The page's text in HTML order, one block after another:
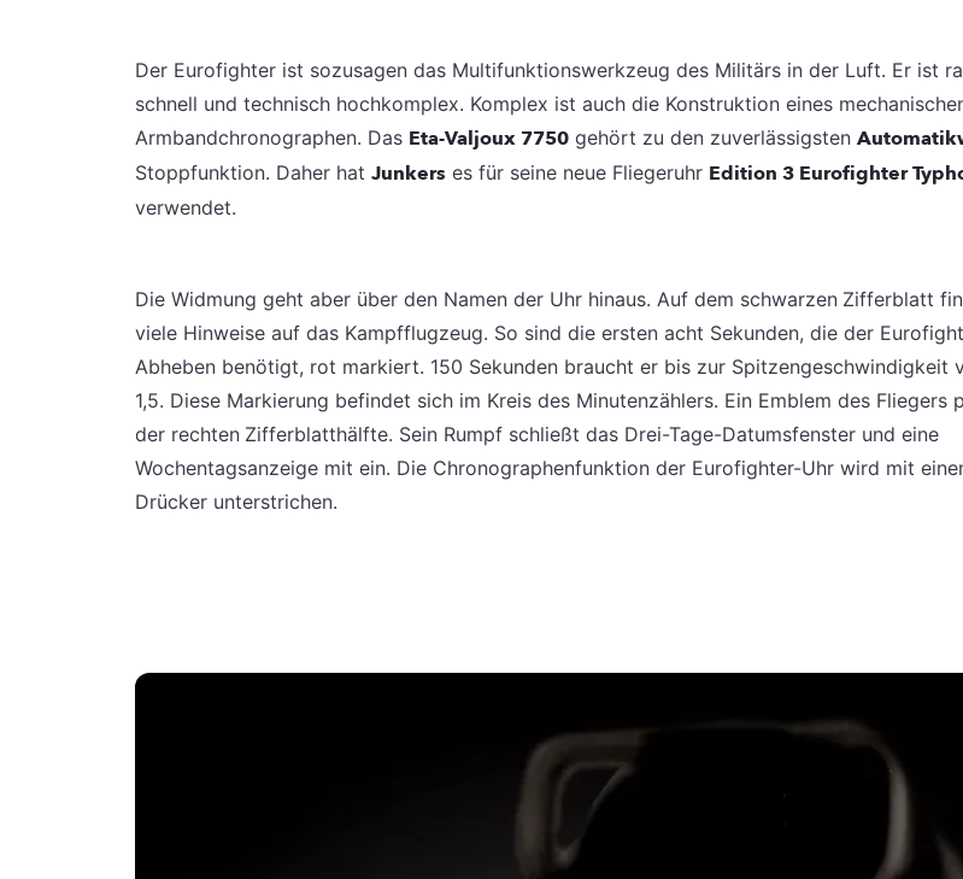
Der Eurofighter ist sozusagen das Multifunktionswerkzeug des Militärs in der Luft. Er ist
schnell und technisch hochkomplex. Komplex ist auch die Konstruktion eines
Armbandchronographen. Das Eta-Valjoux 7750 gehört zu den zuverlässigsten
Stoppfunktion. Daher hat Junkers es für seine neue Fliegeruhr Edition 3 Eurofighter
verwendet.
Die Widmung geht aber über den Namen der Uhr hinaus. Auf dem schwarzen Zifferblatt
viele Hinweise auf das Kampfflugzeug. So sind die ersten acht Sekunden, die der
Abheben benötigt, rot markiert. 150 Sekunden braucht er bis zur Spitzengeschwindigkeit
1,5. Diese Markierung befindet sich im Kreis des Minutenzählers. Ein Emblem des Fliegers
der rechten Zifferblatthälfte. Sein Rumpf schließt das Drei-Tage-Datumsfenster und eine
Wochentagsanzeige mit ein. Die Chronographenfunktion der Eurofighter-Uhr wird mit
Drücker unterstrichen.